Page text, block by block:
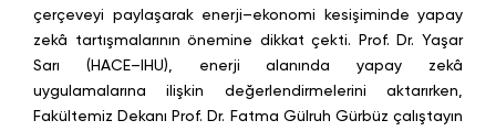
çerçeveyi paylaşarak enerji–ekonomi kesişiminde yapay
zekâ tartışmalarının önemine dikkat çekti. Prof. Dr. Yaşar
Sarı (HACE–IHU), enerji alanında yapay zekâ
uygulamalarına ilişkin değerlendirmelerini aktarırken,
Fakültemiz Dekanı Prof. Dr. Fatma Gülruh Gürbüz çalıştayın